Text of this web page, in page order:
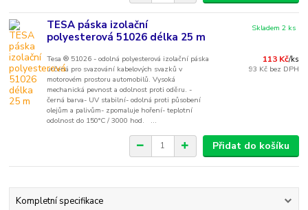
TESA páska izolační
polyesterová 51026 délka 25 m
Tesa ® 51026 - odolná polyesterová izolační páska
určená pro svazování kabelových svazků v
motorovém prostoru automobilů. Vysoká
mechanická pevnost a odolnost proti oděru. -
černá barva- UV stabilní- odolná proti působení
olejům a palivům- zpomaluje hoření- teplotní
odolnost do 150°C / 3000 hod. ...
113 Kč/ks
93 Kč bez DPH
Skladem 2 ks
Přidat do košíku
Kompletní specifikace